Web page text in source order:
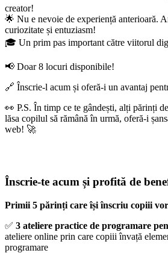
creator!
🌟 Nu e nevoie de experiență anterioară.
curiozitate și entuziasm!
🎓 Un prim pas important către viitorul
📢 Doar 8 locuri disponibile!
🔗 Înscrie-l acum și oferă-i un avantaj
👀 P.S. În timp ce te gândești, alți părinți
lăsa copilul să rămână în urmă, oferă-i
web! 🚀
Înscrie-te acum și profită de
Primii 5 părinți care își înscriu copiii
✅ 3 ateliere practice de programare
ateliere online prin care copiii învață
programare